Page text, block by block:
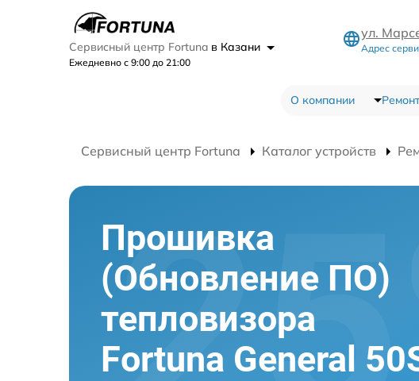
Сервисный центр Fortuna в Казани
Ежедневно с 9:00 до 21:00
ул.
Адрес
О компании
Сервисный центр Fortuna Каталог устройств
Прошивка
(Обновление ПО)
тепловизора
Fortuna General